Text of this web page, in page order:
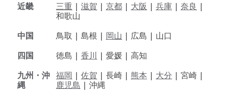
近畿
三重 | 滋賀 | 京都 | 大阪 | 兵庫 | 奈良 |
和歌山
中国
鳥取 | 島根 | 岡山 | 広島 | 山口
四国
徳島 | 香川 | 愛媛 | 高知
九州・沖
縄
福岡 | 佐賀 | 長崎 | 熊本 | 大分 | 宮崎 |
鹿児島 | 沖縄